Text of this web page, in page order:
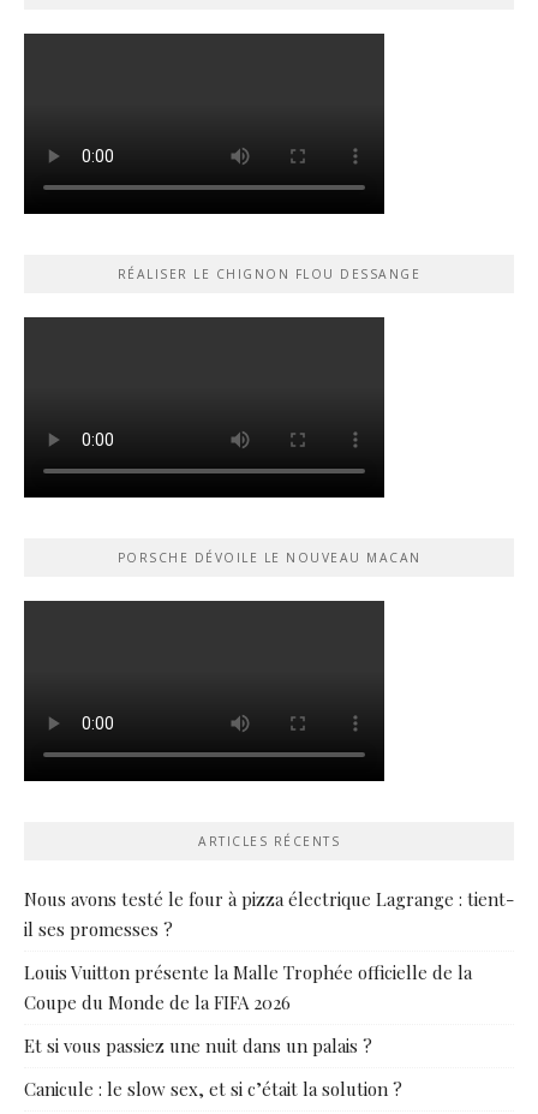
RÉALISER LE CHIGNON FLOU DESSANGE
PORSCHE DÉVOILE LE NOUVEAU MACAN
ARTICLES RÉCENTS
Nous avons testé le four à pizza électrique Lagrange : tient-
il ses promesses ?
Louis Vuitton présente la Malle Trophée officielle de la
Coupe du Monde de la FIFA 2026
Et si vous passiez une nuit dans un palais ?
Canicule : le slow sex, et si c’était la solution ?